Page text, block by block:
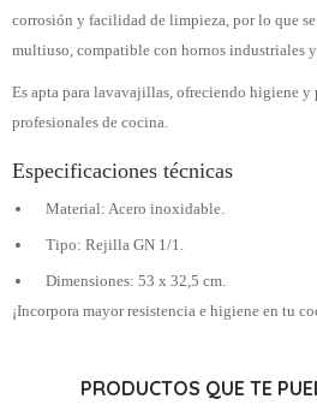
corrosión y facilidad de limpieza, por lo que
multiuso, compatible con hornos industriales
Es apta para lavavajillas, ofreciendo higiene y
profesionales de cocina.
Especificaciones técnicas
Material: Acero inoxidable.
Tipo: Rejilla GN 1/1.
Dimensiones: 53 x 32,5 cm.
¡Incorpora mayor resistencia e higiene en tu
PRODUCTOS QUE TE